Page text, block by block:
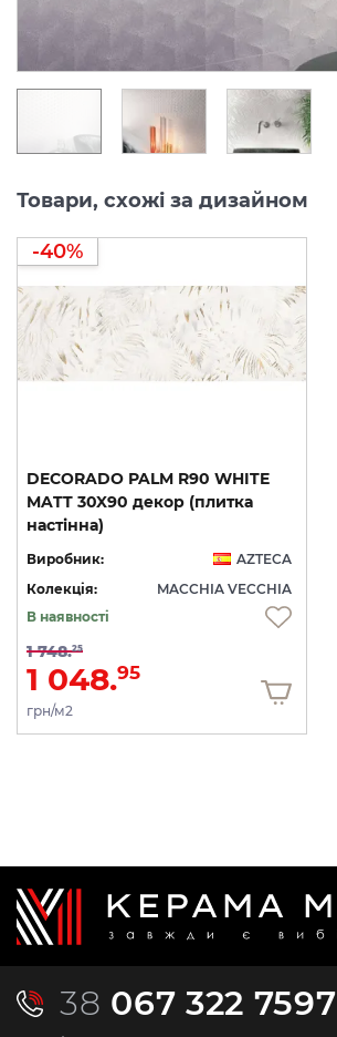
Товари, схожі за дизайном
-40%
DECORADO PALM R90 WHITE
MATT 30X90 декор (плитка
настінна)
Виробник:
AZTECA
Колекція:
MACCHIA VECCHIA
В наявності
1 748.25
1 048.95
грн/м2
38 067 322 7597